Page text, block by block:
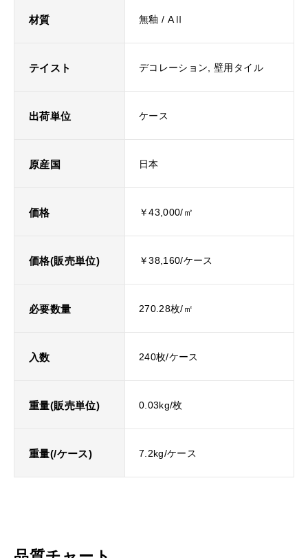
材質 無釉 / AⅡ
テイスト デコレーション, 壁用タイル
出荷単位 ケース
原産国 日本
価格 ￥43,000/㎡
価格(販売単位) ￥38,160/ケース
必要数量 270.28枚/㎡
入数 240枚/ケース
重量(販売単位) 0.03kg/枚
重量(/ケース) 7.2kg/ケース